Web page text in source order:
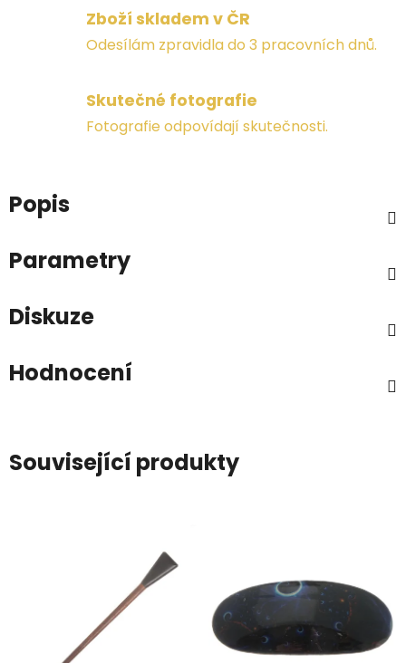
Zboží skladem v ČR
Odesílám zpravidla do 3 pracovních dnů.
Skutečné fotografie
Fotografie odpovídají skutečnosti.
Popis
Parametry
Diskuze
Hodnocení
Související produkty